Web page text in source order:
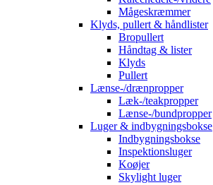
Mågeskræmmer
Klyds, pullert & håndlister
Bropullert
Håndtag & lister
Klyds
Pullert
Lænse-/drænpropper
Læk-/teakpropper
Lænse-/bundpropper
Luger & indbygningsbokse
Indbygningsbokse
Inspektionsluger
Koøjer
Skylight luger